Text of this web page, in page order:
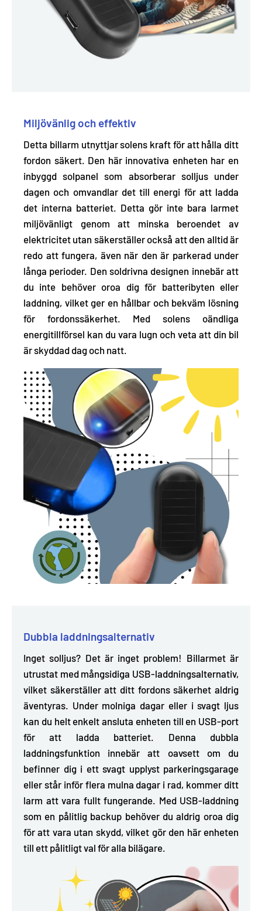
Miljövänlig och effektiv
Detta billarm utnyttjar solens kraft för att hålla ditt
fordon säkert. Den här innovativa enheten har en
inbyggd solpanel som absorberar solljus under
dagen och omvandlar det till energi för att ladda
det interna batteriet . Detta gör inte bara larmet
miljövänligt genom att minska beroendet av
elektricitet utan säkerställer också att den alltid är
redo att fungera, även när den är parkerad under
långa perioder. Den soldrivna designen innebär att
du inte behöver oroa dig för batteribyten eller
laddning, vilket ger en hållbar och bekväm lösning
för fordonssäkerhet. Med solens oändliga
energitillförsel kan du vara lugn och veta att din bil
är skyddad dag och natt.
Dubbla laddningsalternativ
Inget solljus? Det är inget problem! Billarmet är
utrustat med mångsidiga USB-laddningsalternativ,
vilket säkerställer att ditt fordons säkerhet aldrig
äventyras . Under molniga dagar eller i svagt ljus
kan du helt enkelt ansluta enheten till en USB-port
för att ladda batteriet. Denna dubbla
laddningsfunktion innebär att oavsett om du
befinner dig i ett svagt upplyst parkeringsgarage
eller står inför flera mulna dagar i rad, kommer ditt
larm att vara fullt fungerande. Med USB-laddning
som en pålitlig backup behöver du aldrig oroa dig
för att vara utan skydd, vilket gör den här enheten
till ett pålitligt val för alla bilägare.